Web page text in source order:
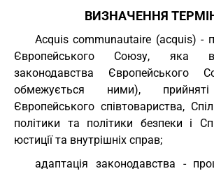
ВИЗНАЧЕННЯ
Acquis communautaire (acquis) -
Європейського Союзу, яка
законодавства
обмежується ними),
Європейського співтовариства,
політики та політики безпеки і
юстиції та внутрішніх справ;
адаптація законодавства -